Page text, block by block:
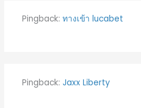
Pingback: ทางเข้า lucabet
Pingback: Jaxx Liberty